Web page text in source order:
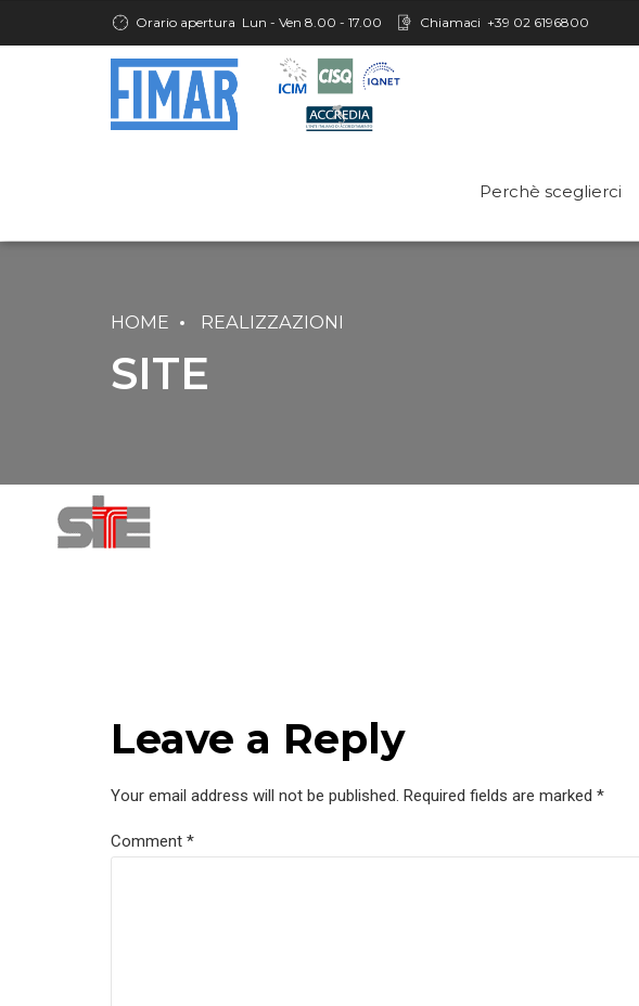
Orario apertura Lun - Ven 8.00 - 17.00 Chiamaci +39 02 6196800
Perchè sceglierci
HOME REALIZZAZIONI
SITE
Leave a Reply
Your email address will not be published. Required fields are marked *
Comment *